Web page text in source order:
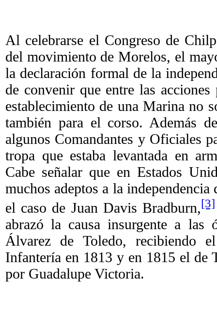
Al celebrarse el Congreso de
del movimiento de Morelos, el
la declaración formal de la
de convenir que entre las
establecimiento de una Marina no
también para el corso. Además
algunos Comandantes y Oficiales
tropa que estaba levantada en
Cabe señalar que en Estados
muchos adeptos a la independencia
el caso de Juan Davis Bradburn,[3]
abrazó la causa insurgente a las
Álvarez de Toledo, recibiendo
Infantería en 1813 y en 1815 el de
por Guadalupe Victoria.